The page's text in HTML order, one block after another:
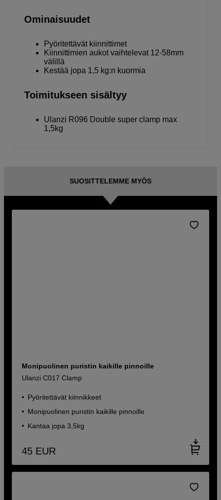
Ominaisuudet
Pyöritettävät kiinnittimet
Kiinnittimien aukot vaihtelevat 12-58mm
välillä
Kestää jopa 1,5 kg:n kuormia
Toimitukseen sisältyy
Ulanzi R096 Double super clamp max
1,5kg
SUOSITTELEMME MYÖS
Monipuolinen puristin kaikille pinnoille
Ulanzi C017 Clamp
Pyöritettävät kiinnikkeet
Monipuolinen puristin kaikille pinnoille
Kantaa jopa 3,5kg
45 EUR